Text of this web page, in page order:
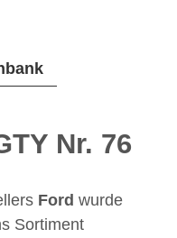
Nr. 76
Ford wurde
Sortiment